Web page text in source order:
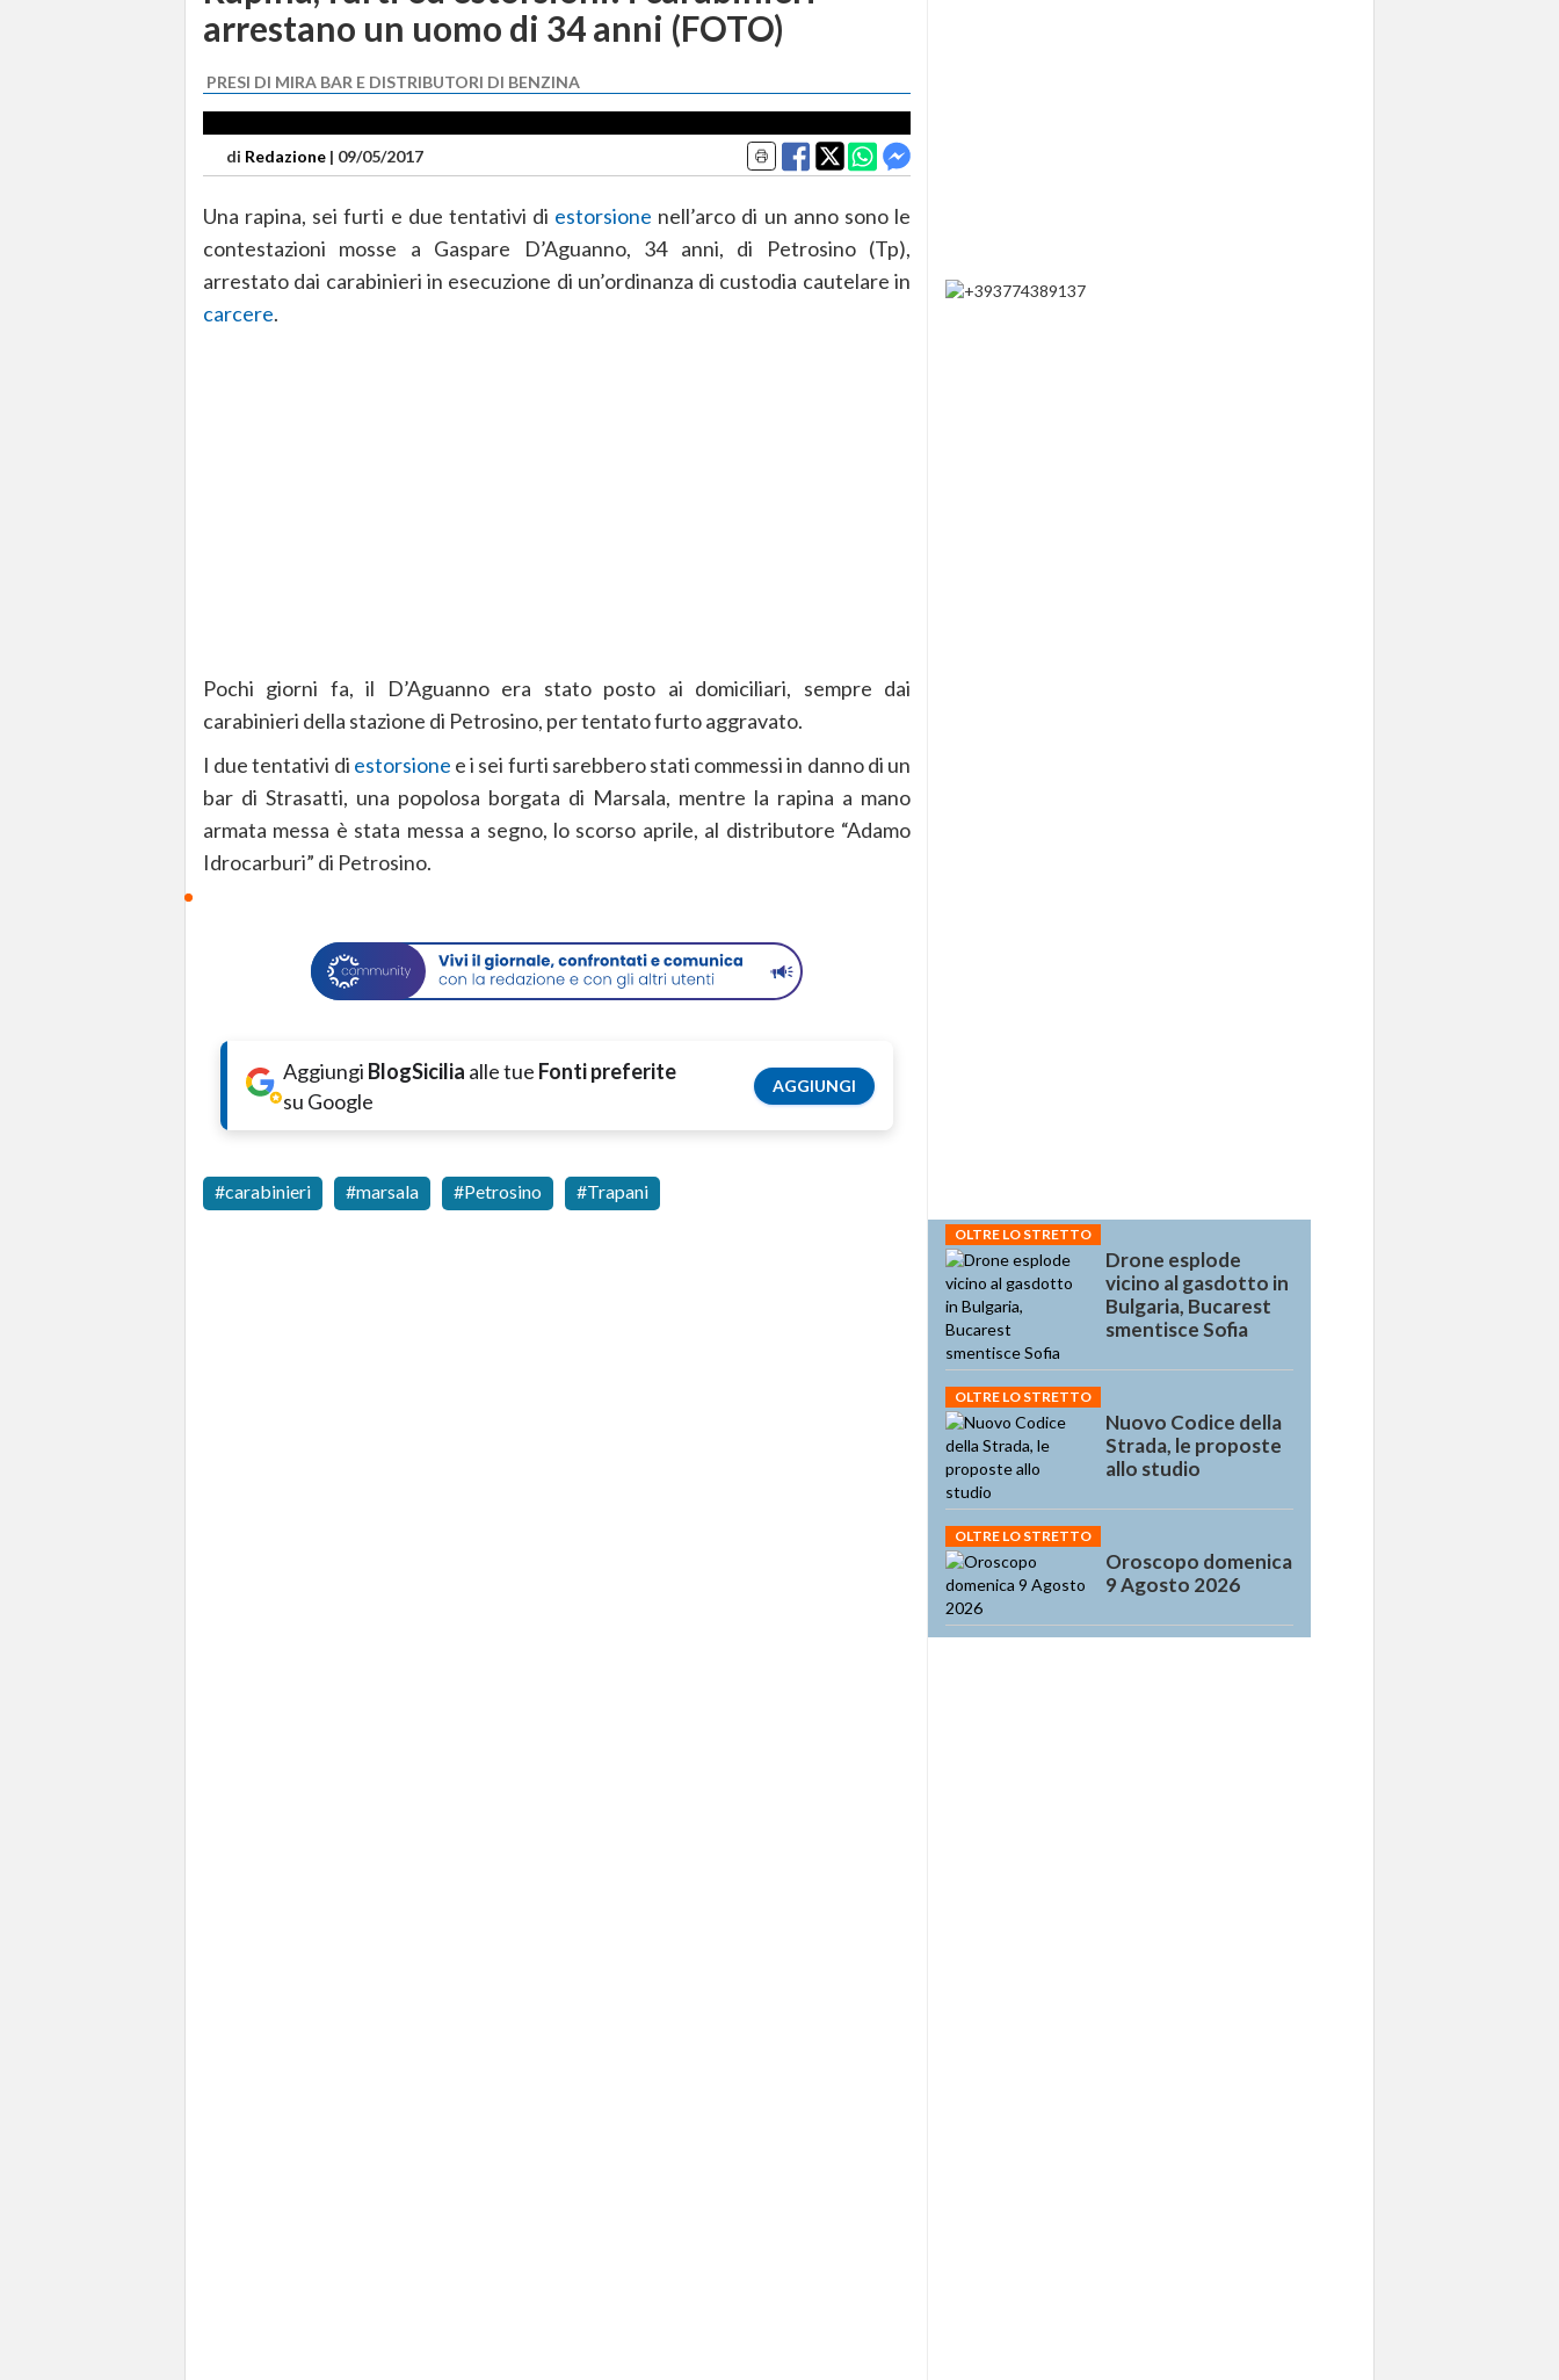
arrestano un uomo di 34 anni (FOTO)
PRESI DI MIRA BAR E DISTRIBUTORI DI BENZINA
di Redazione | 09/05/2017
Una rapina, sei furti e due tentativi di estorsione nell’arco di un anno sono le
contestazioni mosse a Gaspare D’Aguanno, 34 anni, di Petrosino (Tp),
arrestato dai carabinieri in esecuzione di un’ordinanza di custodia cautelare in
carcere.
Pochi giorni fa, il D’Aguanno era stato posto ai domiciliari, sempre dai
carabinieri della stazione di Petrosino, per tentato furto aggravato.
I due tentativi di estorsione e i sei furti sarebbero stati commessi in danno di un
bar di Strasatti, una popolosa borgata di Marsala, mentre la rapina a mano
armata messa è stata messa a segno, lo scorso aprile, al distributore “Adamo
Idrocarburi” di Petrosino.
Aggiungi BlogSicilia alle tue Fonti preferite
su Google
AGGIUNGI
carabinieri marsala Petrosino Trapani
OLTRE LO STRETTO
Drone esplode
vicino al gasdotto in
Bulgaria, Bucarest
smentisce Sofia
OLTRE LO STRETTO
Nuovo Codice della
Strada, le proposte
allo studio
OLTRE LO STRETTO
Oroscopo domenica
9 Agosto 2026